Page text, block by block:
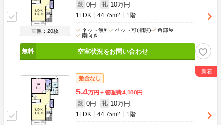
画像：20枚
敷 0円 礼 10万円
1LDK 44.75m2 1階
ネット無料 ペット可(相談)
角部屋
南向き
空室状況をお問い合わせ
敷金なし
5.4万円 管理費4,100円
敷 0円 礼 10万円
1LDK 44.75m2 1階